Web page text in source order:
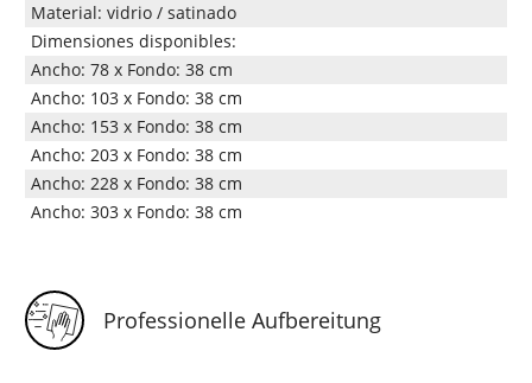
Material: vidrio / satinado
Dimensiones disponibles:
Ancho: 78 x Fondo: 38 cm
Ancho: 103 x Fondo: 38 cm
Ancho: 153 x Fondo: 38 cm
Ancho: 203 x Fondo: 38 cm
Ancho: 228 x Fondo: 38 cm
Ancho: 303 x Fondo: 38 cm
Professionelle Aufbereitung